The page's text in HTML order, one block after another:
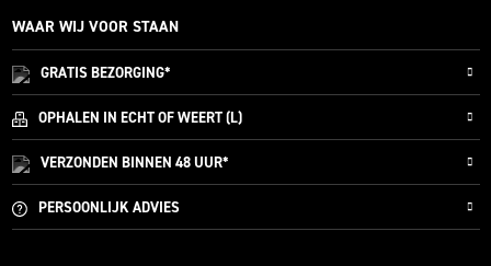
WAAR WIJ VOOR STAAN
GRATISBEZORGING*
OPHALEN IN ECHT OF WEERT (L)
VERZONDEN BINNEN 48 UUR*
PERSOONLIJKADVIES